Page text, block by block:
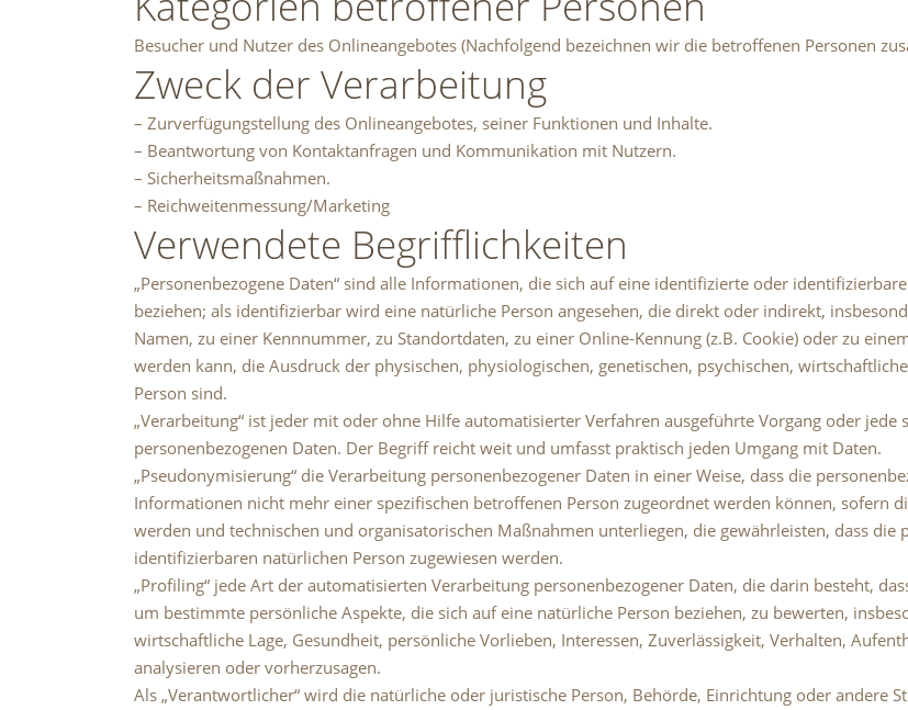
Besucher und Nutzer des Onlineangebotes (Nachfolgend bezeichnen wir die betroffenen Personen
Zweck der Verarbeitung
– Zurverfügungstellung des Onlineangebotes, seiner Funktionen und Inhalte.
– Beantwortung von Kontaktanfragen und Kommunikation mit Nutzern.
– Sicherheitsmaßnahmen.
– Reichweitenmessung/Marketing
Verwendete Begrifflichkeiten
„Personenbezogene Daten“ sind alle Informationen, die sich auf eine identifizierte oder
beziehen; als identifizierbar wird eine natürliche Person angesehen, die direkt oder indirekt,
Namen, zu einer Kennnummer, zu Standortdaten, zu einer Online-Kennung (z.B. Cookie) oder zu
werden kann, die Ausdruck der physischen, physiologischen, genetischen, psychischen,
Person sind.
„Verarbeitung“ ist jeder mit oder ohne Hilfe automatisierter Verfahren ausgeführte Vorgang oder
personenbezogenen Daten. Der Begriff reicht weit und umfasst praktisch jeden Umgang mit Daten.
„Pseudonymisierung“ die Verarbeitung personenbezogener Daten in einer Weise, dass die
Informationen nicht mehr einer spezifischen betroffenen Person zugeordnet werden können, sofern
werden und technischen und organisatorischen Maßnahmen unterliegen, die gewährleisten, dass
identifizierbaren natürlichen Person zugewiesen werden.
„Profiling“ jede Art der automatisierten Verarbeitung personenbezogener Daten, die darin besteht,
um bestimmte persönliche Aspekte, die sich auf eine natürliche Person beziehen, zu bewerten,
wirtschaftliche Lage, Gesundheit, persönliche Vorlieben, Interessen, Zuverlässigkeit, Verhalten,
analysieren oder vorherzusagen.
Als „Verantwortlicher“ wird die natürliche oder juristische Person, Behörde, Einrichtung oder andere